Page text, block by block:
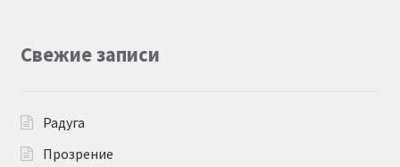
Свежие записи
Радуга
Прозрение